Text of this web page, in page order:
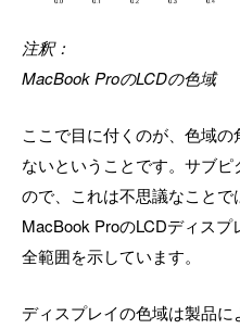
注釈：
MacBook ProのLCDの色域
ここで目に付くのが、色域
ないということです。サブ
ので、これは不思議なことで
MacBook ProのLCDディス
全範囲を示しています。
ディスプレイの色域は製品